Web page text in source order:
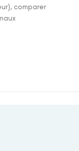
comparer